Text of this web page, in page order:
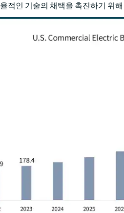
적인 기술의 채택을 촉진하기 위